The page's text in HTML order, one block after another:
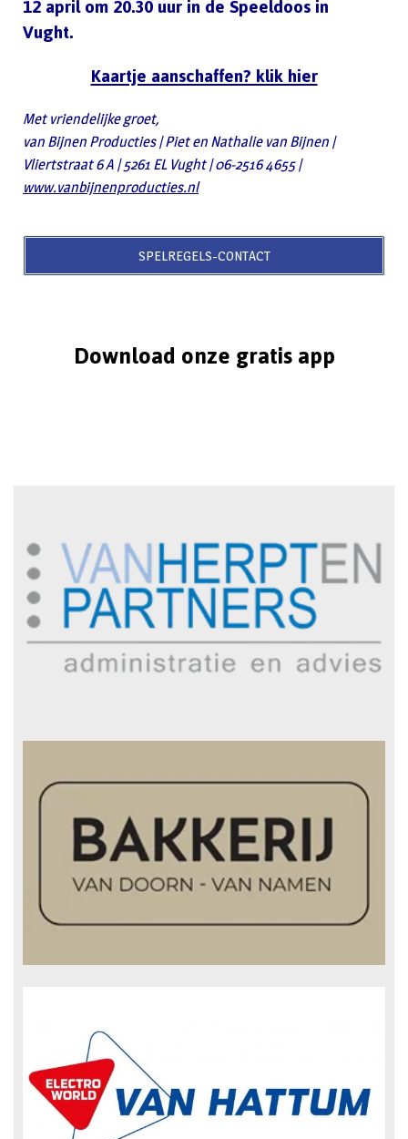
Vught.
Kaartje aanschaffen? klik hier
Met vriendelijke groet,
van Bijnen Producties | Piet en Nathalie van Bijnen |
Vliertstraat 6 A | 5261 EL Vught | 06-2516 4655 |
www.vanbijnenproducties.nl
SPELREGELS-CONTACT
Download onze gratis app